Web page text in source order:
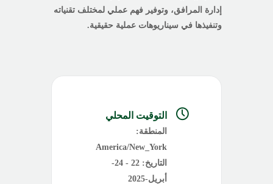
إدارة المرافق، وتوفير فهم عملي لمختلف تقنياته
وتنفيذها في سيناريوهات عملية حقيقية.
التوقيت المحلي
المنطقة:
America/New_York
التاريخ:
22 - 24-
أبريل-2025